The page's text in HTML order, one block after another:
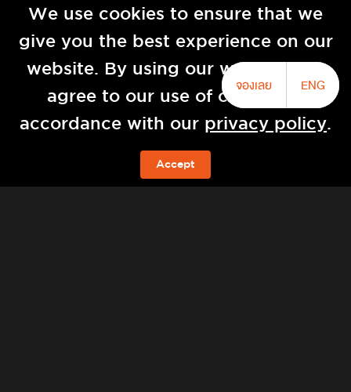
บาบา นาใต้ โดย ศรีพันวา
จองเลย ENG
จองห้องพัก
We use cookies to ensure that we
give you the best experience on our
website. By using our website you
agree to our use of cookies in
accordance with our privacy policy.
Accept